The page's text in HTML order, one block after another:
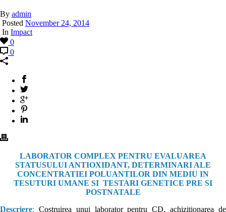
By admin
Posted November 24, 2014
In Impact
0
0
LABORATOR COMPLEX PENTRU EVALUAREA
STATUSULUI ANTIOXIDANT, DETERMINARI ALE
CONCENTRATIEI POLUANTILOR DIN MEDIU IN
TESUTURI UMANE SI TESTARI GENETICE PRE SI
POSTNATALE
Descriere: Costruirea unui laborator pentru CD, achizitionarea de